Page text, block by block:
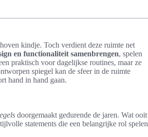
kindje. Toch verdient deze ruimte net
en functionaliteit samenbrengen, spelen
praktisch voor dagelijkse routines, maar ze
spiegel kan de sfeer in de ruimte
hand in hand gaan.
doorgemaakt gedurende de jaren. Wat ooit
statements die een belangrijke rol spelen